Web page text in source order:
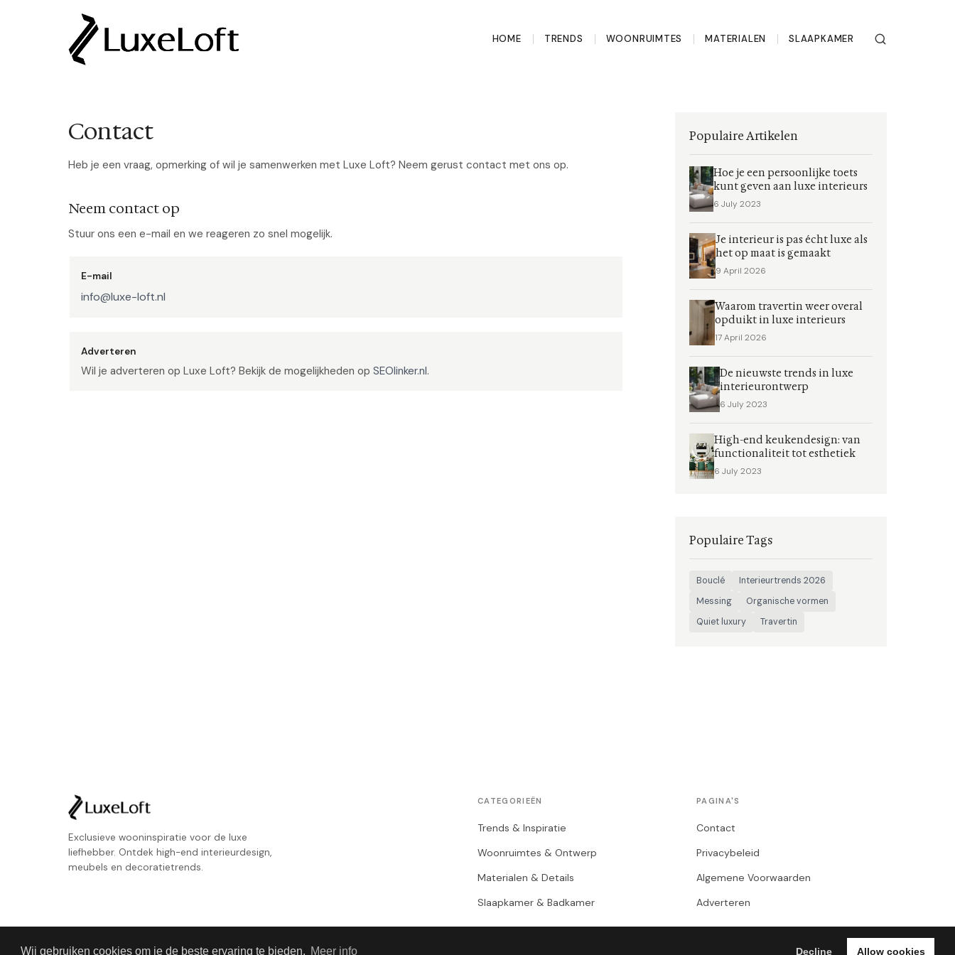
Wij gebruiken cookies om je de beste ervaring te bieden. Meer info Decline Allow cookies
HOME TRENDS WOONRUIMTES MATERIALEN SLAAPKAMER
Contact
Heb je een vraag, opmerking of wil je samenwerken met Luxe Loft? Neem gerust contact met ons op.
Neem contact op
Stuur ons een e-mail en we reageren zo snel mogelijk.
E-mail
info@luxe-loft.nl
Adverteren
Wil je adverteren op Luxe Loft? Bekijk de mogelijkheden op SEOlinker.nl.
Populaire Artikelen
Hoe je een persoonlijke toets
kunt geven aan luxe interieurs
6 July 2023
Je interieur is pas écht luxe als
het op maat is gemaakt
9 April 2026
Waarom travertin weer overal
opduikt in luxe interieurs
17 April 2026
De nieuwste trends in luxe
interieurontwerp
6 July 2023
High-end keukendesign: van
functionaliteit tot esthetiek
6 July 2023
Populaire Tags
Bouclé
Interieurtrends 2026
Messing
Organische vormen
Quiet luxury
Travertin
Exclusieve wooninspiratie voor de luxe
liefhebber. Ontdek high-end interieurdesign,
meubels en decoratietrends.
CATEGORIEËN
Trends & Inspiratie
Woonruimtes & Ontwerp
Materialen & Details
Slaapkamer & Badkamer
PAGINA'S
Contact
Privacybeleid
Algemene Voorwaarden
Adverteren